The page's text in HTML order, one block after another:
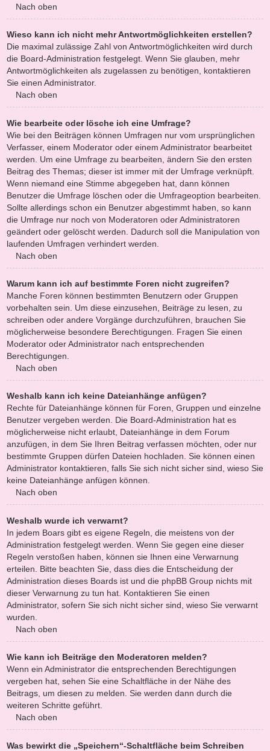
Nach oben
Wieso kann ich nicht mehr Antwortmöglichkeiten erstellen?
Die maximal zulässige Zahl von Antwortmöglichkeiten wird durch
die Board-Administration festgelegt. Wenn Sie glauben, mehr
Antwortmöglichkeiten als zugelassen zu benötigen, kontaktieren
Sie einen Administrator.
Nach oben
Wie bearbeite oder lösche ich eine Umfrage?
Wie bei den Beiträgen können Umfragen nur vom ursprünglichen
Verfasser, einem Moderator oder einem Administrator bearbeitet
werden. Um eine Umfrage zu bearbeiten, ändern Sie den ersten
Beitrag des Themas; dieser ist immer mit der Umfrage verknüpft.
Wenn niemand eine Stimme abgegeben hat, dann können
Benutzer die Umfrage löschen oder die Umfrageoption bearbeiten.
Sollte allerdings schon ein Benutzer abgestimmt haben, so kann
die Umfrage nur noch von Moderatoren oder Administratoren
geändert oder gelöscht werden. Dadurch soll die Manipulation von
laufenden Umfragen verhindert werden.
Nach oben
Warum kann ich auf bestimmte Foren nicht zugreifen?
Manche Foren können bestimmten Benutzern oder Gruppen
vorbehalten sein. Um diese einzusehen, Beiträge zu lesen, zu
schreiben oder andere Vorgänge durchzuführen, brauchen Sie
möglicherweise besondere Berechtigungen. Fragen Sie einen
Moderator oder Administrator nach entsprechenden
Berechtigungen.
Nach oben
Weshalb kann ich keine Dateianhänge anfügen?
Rechte für Dateianhänge können für Foren, Gruppen und einzelne
Benutzer vergeben werden. Die Board-Administration hat es
möglicherweise nicht erlaubt, Dateianhänge in dem Forum
anzufügen, in dem Sie Ihren Beitrag verfassen möchten, oder nur
bestimmte Gruppen dürfen Dateien hochladen. Sie können einen
Administrator kontaktieren, falls Sie sich nicht sicher sind, wieso Sie
keine Dateianhänge anfügen können.
Nach oben
Weshalb wurde ich verwarnt?
In jedem Boars gibt es eigene Regeln, die meistens von der
Administration festgelegt werden. Wenn Sie gegen eine dieser
Regeln verstoßen haben, können sie Ihnen eine Verwarnung
erteilen. Bitte beachten Sie, dass dies die Entscheidung der
Administration dieses Boards ist und die phpBB Group nichts mit
dieser Verwarnung zu tun hat. Kontaktieren Sie einen
Administrator, sofern Sie sich nicht sicher sind, wieso Sie verwarnt
wurden.
Nach oben
Wie kann ich Beiträge den Moderatoren melden?
Wenn ein Administrator die entsprechenden Berechtigungen
vergeben hat, sehen Sie eine Schaltfläche in der Nähe des
Beitrags, um diesen zu melden. Sie werden dann durch die
weiteren Schritte geführt.
Nach oben
Was bewirkt die „Speichern“-Schaltfläche beim Schreiben